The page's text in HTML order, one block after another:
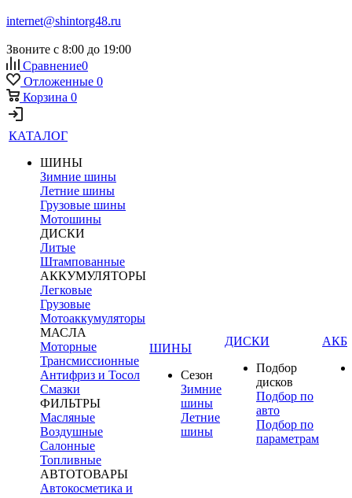
internet@shintorg48.ru
Звоните с 8:00 до 19:00
Сравнение0
Отложенные 0
Корзина 0
КАТАЛОГ
ШИНЫ
Зимние шины
Летние шины
Грузовые шины
Мотошины
ДИСКИ
Литые
Штампованные
АККУМУЛЯТОРЫ
Легковые
Грузовые
Мотоаккумуляторы
МАСЛА
Моторные
Трансмиссионные
Антифриз и Тосол
Смазки
ФИЛЬТРЫ
Масляные
Воздушные
Салонные
Топливные
АВТОТОВАРЫ
Автокосметика и
ШИНЫ
Сезон
Зимние
шины
Летние
шины
ДИСКИ
Подбор
дисков
Подбор по
авто
Подбор по
параметрам
АКБ